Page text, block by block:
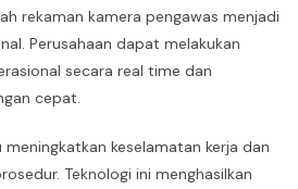
rekaman kamera pengawas menjadi
Perusahaan dapat melakukan
secara real time dan
cepat.
meningkatkan keselamatan kerja dan
Teknologi ini menghasilkan